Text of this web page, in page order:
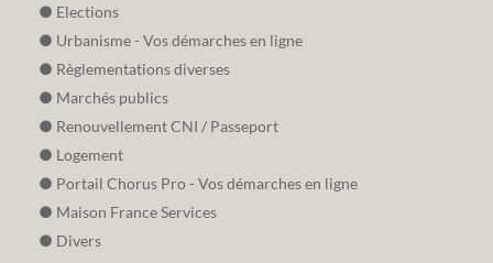
Elections
Urbanisme - Vos démarches en ligne
Règlementations diverses
Marchés publics
Renouvellement CNI / Passeport
Logement
Portail Chorus Pro - Vos démarches en ligne
Maison France Services
Divers